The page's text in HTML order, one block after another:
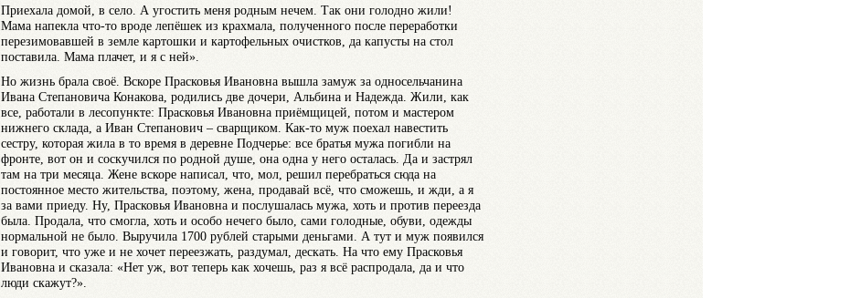
Приехала домой, в село. А угостить меня родным нечем. Так они голодно жили!
Мама напекла что-то вроде лепёшек из крахмала, полученного после переработки
перезимовавшей в земле картошки и картофельных очистков, да капусты на стол
поставила. Мама плачет, и я с ней».
Но жизнь брала своё. Вскоре Прасковья Ивановна вышла замуж за односельчанина
Ивана Степановича Конакова, родились две дочери, Альбина и Надежда. Жили, как
все, работали в лесопункте: Прасковья Ивановна приёмщицей, потом и мастером
нижнего склада, а Иван Степанович – сварщиком. Как-то муж поехал навестить
сестру, которая жила в то время в деревне Подчерье: все братья мужа погибли на
фронте, вот он и соскучился по родной душе, она одна у него осталась. Да и застрял
там на три месяца. Жене вскоре написал, что, мол, решил перебраться сюда на
постоянное место жительства, поэтому, жена, продавай всё, что сможешь, и жди, а я
за вами приеду. Ну, Прасковья Ивановна и послушалась мужа, хоть и против переезда
была. Продала, что смогла, хоть и особо нечего было, сами голодные, обуви, одежды
нормальной не было. Выручила 1700 рублей старыми деньгами. А тут и муж появился
и говорит, что уже и не хочет переезжать, раздумал, дескать. На что ему Прасковья
Ивановна и сказала: «Нет уж, вот теперь как хочешь, раз я всё распродала, да и что
люди скажут?».